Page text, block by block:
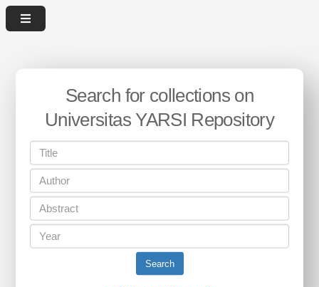
Search for collections on
Universitas YARSI Repository
Search